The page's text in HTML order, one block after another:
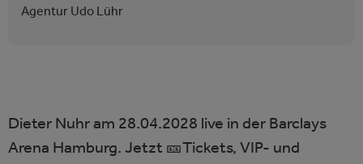
Agentur Udo Lühr
Dieter Nuhr am 28.04.2028 live in der Barclays
Arena Hamburg. Jetzt 🎫Tickets, VIP- und